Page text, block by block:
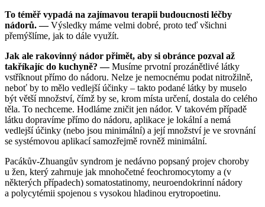
To téměř vypadá na zajímavou terapii budoucnosti léčby
nádorů. —Výsledky máme velmi dobré, proto teď všichni
přemýšlíme, jak to dále využít.
Jak ale rakovinný nádor přimět, aby si obránce pozval až
takříkajíc do kuchyně? —Musíme prvotní prozánětlivé látky
vstříknout přímo do nádoru. Nelze je nemocnému podat nitrožilně,
neboť by to mělo vedlejší účinky – takto podané látky by muselo
být větší množství, čímž by se, krom místa určení, dostala do celého
těla. To nechceme. Hodláme zničit jen nádor. V takovém případě
látku dopravíme přímo do nádoru, aplikace je lokální a nemá
vedlejší účinky (nebo jsou minimální) a její množství je ve srovnání
se systémovou aplikací samozřejmě rovněž minimální.
Pacákův-Zhuangův syndrom je nedávno popsaný projev choroby
u žen, který zahrnuje jak mnohočetné feochromocytomy a (v
některých případech) somatostatinomy, neuroendokrinní nádory
a polycytémii spojenou s vysokou hladinou erytropoetinu.